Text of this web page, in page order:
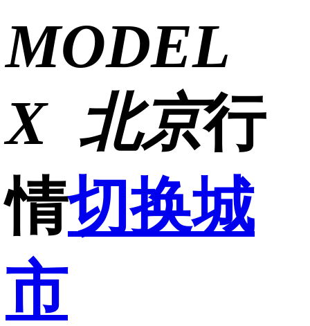
MODEL
X 北京行
情切换城
市